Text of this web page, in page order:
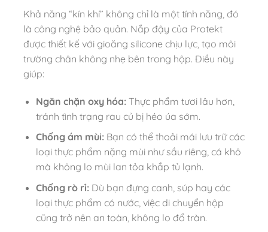
Khả năng “kín khí” không chỉ là một tính năng, đó
là công nghệ bảo quản. Nắp đậy của Protekt
được thiết kế với gioăng silicone chịu lực, tạo môi
trường chân không nhẹ bên trong hộp. Điều này
giúp:
Ngăn chặn oxy hóa:Thực phẩm tươi lâu hơn,
tránh tình trạng rau củ bị héo úa sớm.
Chống ám mùi:Bạn có thể thoải mái lưu trữ các
loại thực phẩm nặng mùi như sầu riêng, cá khô
mà không lo mùi lan tỏa khắp tủ lạnh.
Chống rò rỉ:Dù bạn đựng canh, súp hay các
loại thực phẩm có nước, việc di chuyển hộp
cũng trở nên an toàn, không lo đổ tràn.